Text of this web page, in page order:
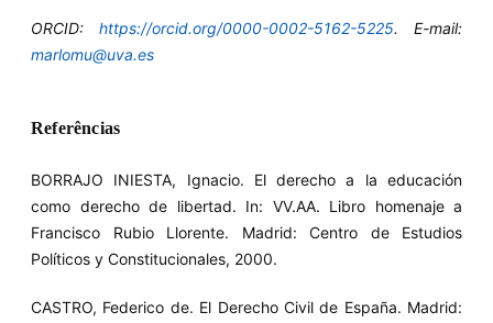
ORCID: https://orcid.org/0000-0002-5162-5225. E-mail:
marlomu@uva.es
Referências
BORRAJO INIESTA, Ignacio. El derecho a la educación
como derecho de libertad. In: VV.AA. Libro homenaje a
Francisco Rubio Llorente. Madrid: Centro de Estudios
Políticos y Constitucionales, 2000.
CASTRO, Federico de. El Derecho Civil de España. Madrid: